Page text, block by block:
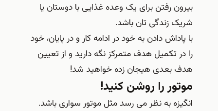
بیرون رفتن برای یک وعده غذایی با دوستان یا
شریک زندگی تان باشد.
با پاداش دادن به خود در ادامه کار و در پایان، خود
را در تکمیل هدف متمرکز نگه دارید و از تعیین
هدف بعدی هیجان زده خواهید شد!
موتور را روشن کنید!
انگیزه به نظر می رسد مثل موتور سواری باشد.